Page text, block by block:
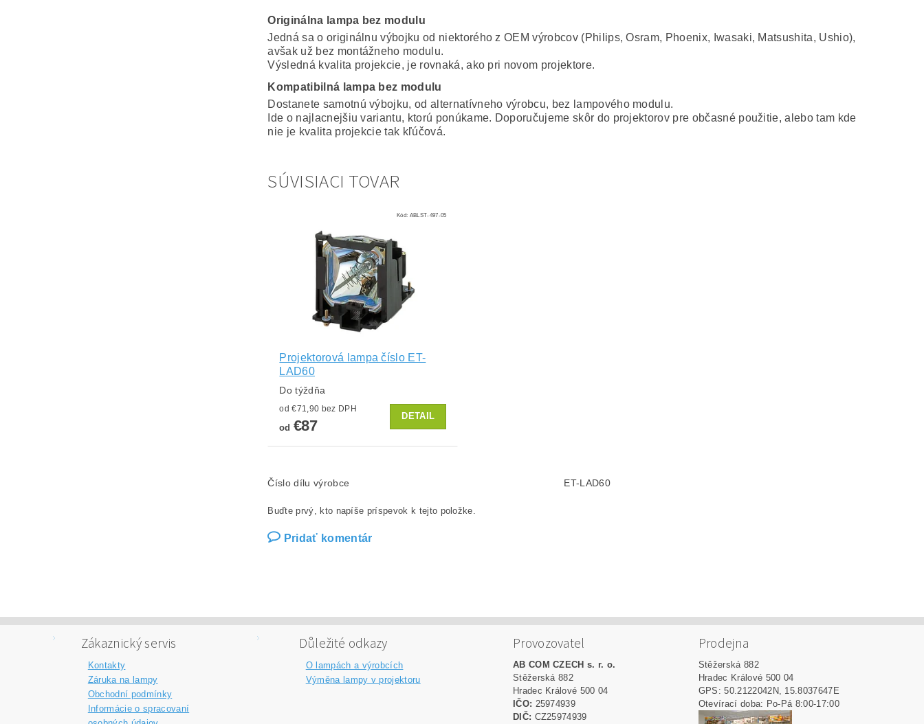
Originálna lampa bez modulu
Jedná sa o originálnu výbojku od niektorého z OEM výrobcov (Philips, Osram, Phoenix, Iwasaki, Matsushita, Ushio),
avšak už bez montážneho modulu.
Výsledná kvalita projekcie, je rovnaká, ako pri novom projektore.
Kompatibilná lampa bez modulu
Dostanete samotnú výbojku, od alternatívneho výrobcu, bez lampového modulu.
Ide o najlacnejšiu variantu, ktorú ponúkame. Doporučujeme skôr do projektorov pre občasné použitie, alebo tam kde
nie je kvalita projekcie tak kľúčová.
SÚVISIACI TOVAR
Kód: ABLST-497-05
Projektorová lampa číslo ET-
LAD60
Do týždňa
od €71,90 bez DPH
od €87
DETAIL
Číslo dílu výrobce ET-LAD60
Buďte prvý, kto napíše príspevok k tejto položke.
Pridať komentár
Zákaznický servis
Kontakty
Záruka na lampy
Obchodní podmínky
Informácie o spracovaní
Důležité odkazy
O lampách a výrobcích
Výměna lampy v projektoru
Provozovatel
AB COM CZECH s. r. o.
Stěžerská 882
Hradec Králové 500 04
IČO: 25974939
DIČ: CZ25974939
Prodejna
Stěžerská 882
Hradec Králové 500 04
GPS: 50.2122042N, 15.8037647E
Otevírací doba: Po-Pá 8:00-17:00